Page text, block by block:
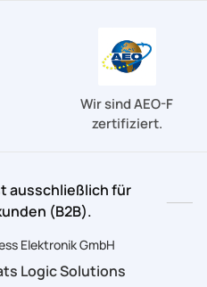
Wir sind AEO-F
zertifiziert.
ausschließlich für
(B2B).
Elektronik GmbH
Logic Solutions